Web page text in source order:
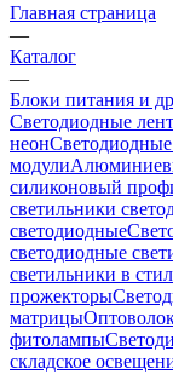
Главная страница
—
Каталог
—
Блоки питания и
Светодиодные
неон
модули
силиконовый
светильники
светодиодные
светодиодные
светильники в
прожекторы
матрицы
фитолампы
складское